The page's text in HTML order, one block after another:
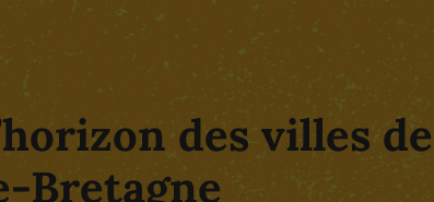
des villes de
Bretagne